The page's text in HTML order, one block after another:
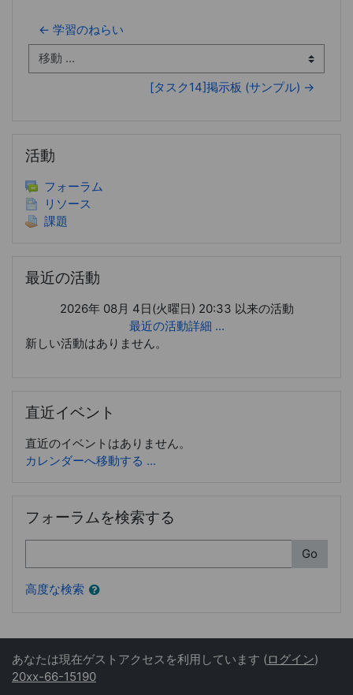
← 学習のねらい
移動 ...
[タスク14]掲示板 (サンプル) →
活動
フォーラム
リソース
課題
最近の活動
2026年 08月 4日(火曜日) 20:33 以来の活動
最近の活動詳細 ...
新しい活動はありません。
直近イベント
直近のイベントはありません。
カレンダーへ移動する ...
フォーラムを検索する
Go
高度な検索
あなたは現在ゲストアクセスを利用しています (ログイン)
20xx-66-15190